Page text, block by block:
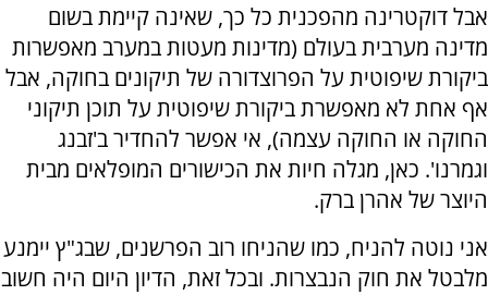
אבל דוקטרינה מהפכנית כל כך, שאינה קיימת בשום
מדינה מערבית בעולם (מדינות מעטות במערב מאפשרות
ביקורת שיפוטית על הפרוצדורה של תיקונים בחוקה, אבל
אף אחת לא מאפשרת ביקורת שיפוטית על תוכן תיקוני
החוקה או החוקה עצמה), אי אפשר להחדיר ב'זבנג
וגמרנו'. כאן, מגלה חיות את הכישורים המופלאים מבית
היוצר של אהרן ברק.
אני נוטה להניח, כמו שהניחו רוב הפרשנים, שבג"ץ יימנע
מלבטל את חוק הנבצרות. ובכל זאת, הדיון היום היה חשוב